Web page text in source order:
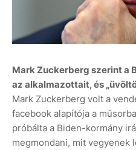
Mark Zuckerberg szerint a
az alkalmazottait, és
Mark Zuckerberg volt a
facebook alapítója a
próbálta a Biden-kormány
megmondani, mit vegyenek